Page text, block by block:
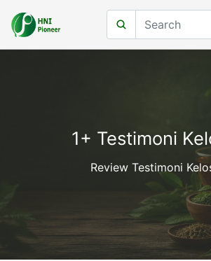
1+ Testimoni
Review Testimoni